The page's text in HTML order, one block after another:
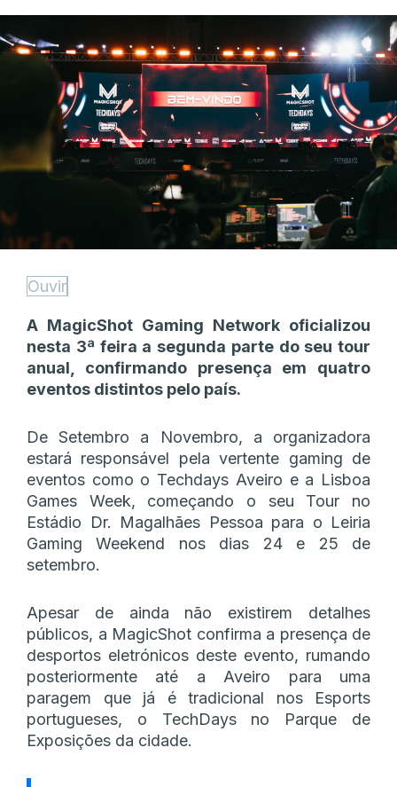
Ouvir
A MagicShot Gaming Network oficializou
nesta 3ª feira a segunda parte do seu tour
anual, confirmando presença em quatro
eventos distintos pelo país.
De Setembro a Novembro, a organizadora
estará responsável pela vertente gaming de
eventos como o Techdays Aveiro e a Lisboa
Games Week, começando o seu Tour no
Estádio Dr. Magalhães Pessoa para o Leiria
Gaming Weekend nos dias 24 e 25 de
setembro.
Apesar de ainda não existirem detalhes
públicos, a MagicShot confirma a presença de
desportos eletrónicos deste evento, rumando
posteriormente até a Aveiro para uma
paragem que já é tradicional nos Esports
portugueses, o TechDays no Parque de
Exposições da cidade.